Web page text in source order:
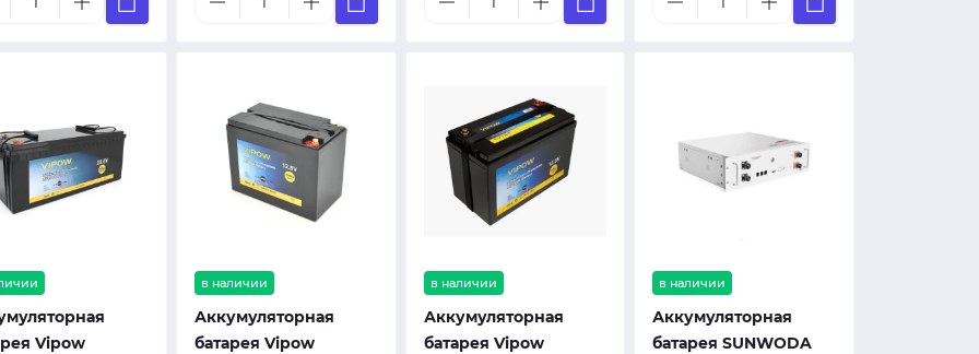
Vipow
в наличии
Аккумуляторная
батарея Vipow
в наличии
Аккумуляторная
батарея Vipow
в наличии
Аккумуляторная
батарея SUNWODA